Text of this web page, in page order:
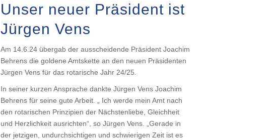
Unser neuer Präsident ist
Jürgen Vens
Am 14.6.24 übergab der ausscheidende Präsident Joachim
Behrens die goldene Amtskette an den neuen Präsidenten
Jürgen Vens für das rotarische Jahr 24/25.
In seiner kurzen Ansprache dankte Jürgen Vens Joachim
Behrens für seine gute Arbeit. „ Ich werde mein Amt nach
den rotarischen Prinzipien der Nächstenliebe, Gleichheit
und Herzlichkeit ausrichten“, so Jürgen Vens. „Gerade in
der jetzigen, undurchsichtigen und schwierigen Zeit ist es